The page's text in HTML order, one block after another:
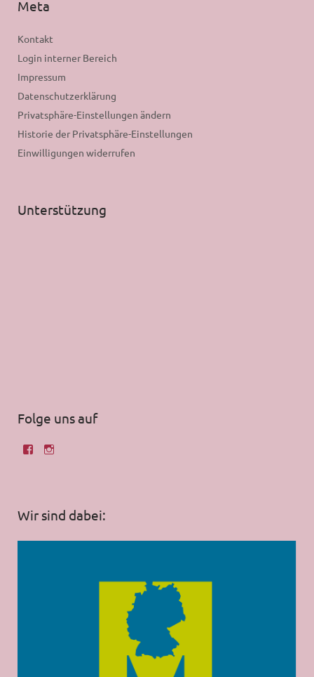
Meta
Kontakt
Login interner Bereich
Impressum
Datenschutzerklärung
Privatsphäre-Einstellungen ändern
Historie der Privatsphäre-Einstellungen
Einwilligungen widerrufen
Unterstützung
Folge uns auf
Wir sind dabei: